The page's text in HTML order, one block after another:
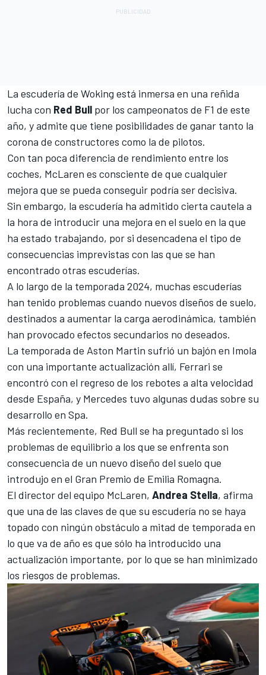
La escudería de Woking está inmersa en una reñida
lucha con Red Bull por los campeonatos de F1 de este
año, y admite que tiene posibilidades de ganar tanto la
corona de constructores como la de pilotos.
Con tan poca diferencia de rendimiento entre los
coches, McLaren es consciente de que cualquier
mejora que se pueda conseguir podría ser decisiva.
Sin embargo, la escudería ha admitido cierta cautela a
la hora de introducir una mejora en el suelo en la que
ha estado trabajando, por si desencadena el tipo de
consecuencias imprevistas con las que se han
encontrado otras escuderías.
A lo largo de la temporada 2024, muchas escuderías
han tenido problemas cuando nuevos diseños de suelo,
destinados a aumentar la carga aerodinámica, también
han provocado efectos secundarios no deseados.
La temporada de Aston Martin sufrió un bajón en Imola
con una importante actualización allí, Ferrari se
encontró con el regreso de los rebotes a alta velocidad
desde España, y Mercedes tuvo algunas dudas sobre su
desarrollo en Spa.
Más recientemente, Red Bull se ha preguntado si los
problemas de equilibrio a los que se enfrenta son
consecuencia de un nuevo diseño del suelo que
introdujo en el Gran Premio de Emilia Romagna.
El director del equipo McLaren, Andrea Stella, afirma
que una de las claves de que su escudería no se haya
topado con ningún obstáculo a mitad de temporada en
lo que va de año es que sólo ha introducido una
actualización importante, por lo que se han minimizado
los riesgos de problemas.